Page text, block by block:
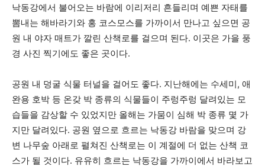
낙동강에서 불어오는 바람에 이리저리 흔들리며 예쁜 자태를
뽐내는 해바라기와 홍 코스모스를 가까이서 만나고 싶으면 공
원 내 야자 매트가 깔린 산책로를 걸으며 된다. 이곳은 가을 풍
경 사진 찍기에도 좋은 곳이다.
공원 내 덩굴 식물 터널을 걸어도 좋다. 지난해에는 수세미, 애
완용 호박 등 온갖 박 종류의 식물들이 주렁주렁 달려있는 모
습들을 감상할 수 있었지만 올해는 가뭄이 심해 박 종류 몇 가
지만 달려있다. 공원 옆으로 흐르는 낙동강 바람을 맞으며 강
변 나무숲 아래로 펼쳐진 산책로는 이 계절에 더 없는 산책 코
스가 될 것이다. 유유히 흐르는 낙동강을 가까이에서 바라보고